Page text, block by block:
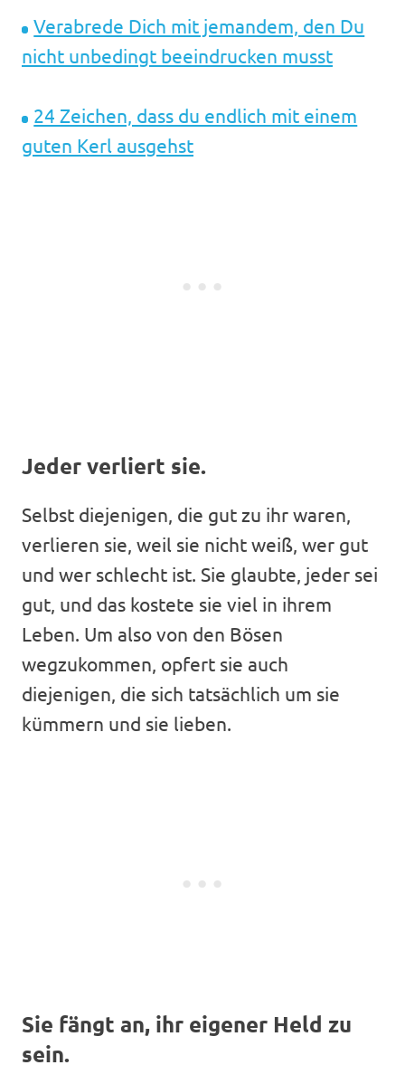
Verabrede Dich mit jemandem, den Du
nicht unbedingt beeindrucken musst
24 Zeichen, dass du endlich mit einem
guten Kerl ausgehst
Jeder verliert sie.
Selbst diejenigen, die gut zu ihr waren,
verlieren sie, weil sie nicht weiß, wer gut
und wer schlecht ist. Sie glaubte, jeder sei
gut, und das kostete sie viel in ihrem
Leben. Um also von den Bösen
wegzukommen, opfert sie auch
diejenigen, die sich tatsächlich um sie
kümmern und sie lieben.
Sie fängt an, ihr eigener Held zu
sein.